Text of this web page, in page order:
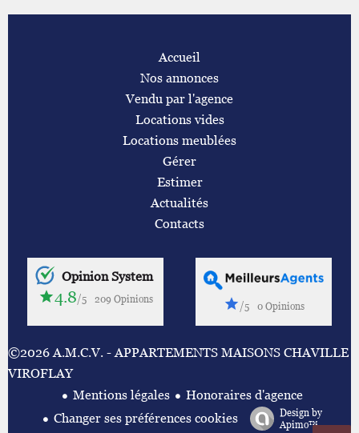
Accueil
Nos annonces
Vendu par l'agence
Locations vides
Locations meublées
Gérer
Estimer
Actualités
Contacts
Opinion System
4.8/5 209 Opinions
/5 0 Opinions
©2026 A.M.C.V. - APPARTEMENTS MAISONS CHAVILLE
VIROFLAY
Mentions légales
Honoraires d'agence
Changer ses préférences cookies
Design by
Apimo™